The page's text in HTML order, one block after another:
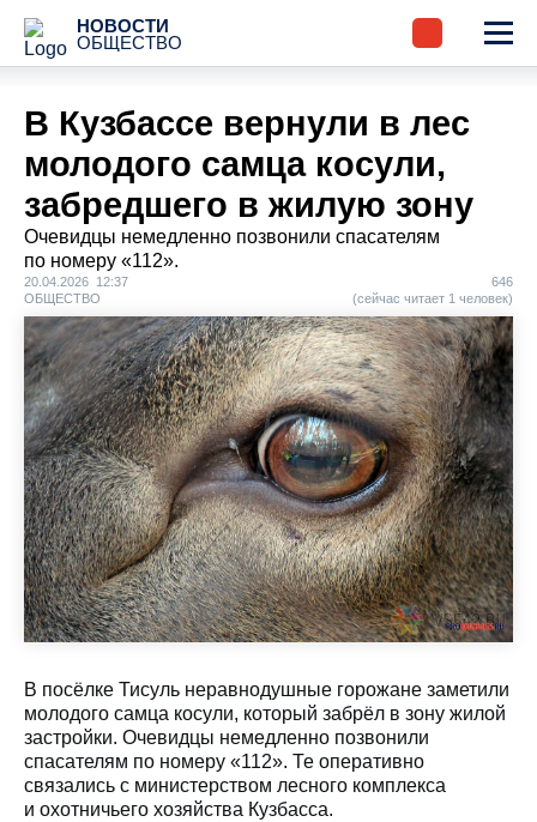
НОВОСТИ
ОБЩЕСТВО
В Кузбассе вернули в лес
молодого самца косули,
забредшего в жилую зону
Очевидцы немедленно позвонили спасателям
по номеру «112».
20.04.2026 12:37
ОБЩЕСТВО
646
(сейчас читает 1 человек)
В посёлке Тисуль неравнодушные горожане заметили
молодого самца косули, который забрёл в зону жилой
застройки. Очевидцы немедленно позвонили
спасателям по номеру «112». Те оперативно
связались с министерством лесного комплекса
и охотничьего хозяйства Кузбасса.